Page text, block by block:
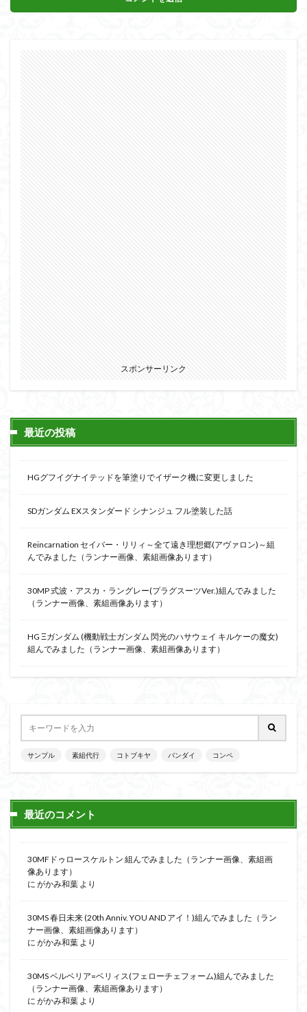
スポンサーリンク
最近の投稿
HGグフイグナイテッドを筆塗りでイザーク機に変更しました
SDガンダム EXスタンダード シナンジュ フル塗装した話
Reincarnation セイバー・リリィ～全て遠き理想郷(アヴァロン)～組
んでみました（ランナー画像、素組画像あります）
30MP 式波・アスカ・ラングレー(プラグスーツVer.)組んでみました
（ランナー画像、素組画像あります）
HG Ξガンダム (機動戦士ガンダム 閃光のハサウェイ キルケーの魔女)
組んでみました（ランナー画像、素組画像あります）
サンプル 素組代行 コトブキヤ バンダイ コンペ
最近のコメント
30MFドゥロースケルトン 組んでみました（ランナー画像、素組画
像あります）
に がかみ和葉 より
30MS 春日未来 (20th Anniv. YOU AND アイ！)組んでみました（ラン
ナー画像、素組画像あります）
に がかみ和葉 より
30MS ベルベリア=ベリィス(フェローチェフォーム)組んでみました
（ランナー画像、素組画像あります）
に がかみ和葉 より